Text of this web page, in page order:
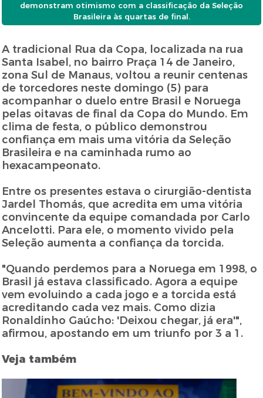
demonstram otimismo com a classificação da Seleção
Brasileira às quartas de final.
A tradicional Rua da Copa, localizada na rua
Santa Isabel, no bairro Praça 14 de Janeiro,
zona Sul de Manaus, voltou a reunir centenas
de torcedores neste domingo (5) para
acompanhar o duelo entre Brasil e Noruega
pelas oitavas de final da Copa do Mundo. Em
clima de festa, o público demonstrou
confiança em mais uma vitória da Seleção
Brasileira e na caminhada rumo ao
hexacampeonato.
Entre os presentes estava o cirurgião-dentista
Jardel Thomás, que acredita em uma vitória
convincente da equipe comandada por Carlo
Ancelotti. Para ele, o momento vivido pela
Seleção aumenta a confiança da torcida.
"Quando perdemos para a Noruega em 1998, o
Brasil já estava classificado. Agora a equipe
vem evoluindo a cada jogo e a torcida está
acreditando cada vez mais. Como dizia
Ronaldinho Gaúcho: 'Deixou chegar, já era'",
afirmou, apostando em um triunfo por 3 a 1.
Veja também